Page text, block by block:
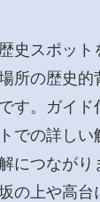
史スポット
所の歴史
す。ガイド
での詳し
につなが
の上や高台